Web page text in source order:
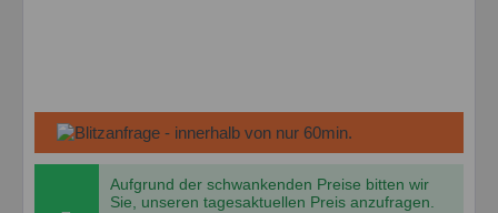
Aufgrund der schwankenden Preise bitten wir
Sie, unseren tagesaktuellen Preis anzufragen.